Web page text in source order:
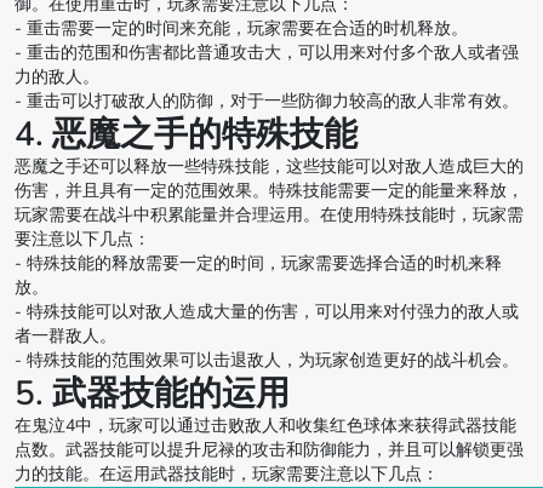
- 重击需要一定的时间来充能，玩家需要在合适的时机释放。
- 重击的范围和伤害都比普通攻击大，可以用来对付多个敌人或者强
力的敌人。
- 重击可以打破敌人的防御，对于一些防御力较高的敌人非常有效。
4. 恶魔之手的特殊技能
恶魔之手还可以释放一些特殊技能，这些技能可以对敌人造成巨大的
伤害，并且具有一定的范围效果。特殊技能需要一定的能量来释放，
玩家需要在战斗中积累能量并合理运用。在使用特殊技能时，玩家需
要注意以下几点：
- 特殊技能的释放需要一定的时间，玩家需要选择合适的时机来释
放。
- 特殊技能可以对敌人造成大量的伤害，可以用来对付强力的敌人或
者一群敌人。
- 特殊技能的范围效果可以击退敌人，为玩家创造更好的战斗机会。
5. 武器技能的运用
在鬼泣4中，玩家可以通过击败敌人和收集红色球体来获得武器技能
点数。武器技能可以提升尼禄的攻击和防御能力，并且可以解锁更强
力的技能。在运用武器技能时，玩家需要注意以下几点：